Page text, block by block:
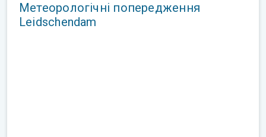
Метеорологічні попередження
Leidschendam